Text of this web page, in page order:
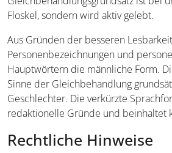
Floskel, sondern wird aktiv gelebt.
Aus Gründen der besseren
Personenbezeichnungen und
Hauptwörtern die männliche Form.
Sinne der Gleichbehandlung
Geschlechter. Die verkürzte
redaktionelle Gründe und beinhaltet
Rechtliche Hinweise